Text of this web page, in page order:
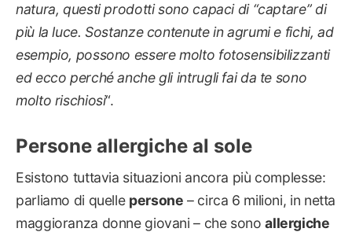
natura, questi prodotti sono capaci di “captare” di
più la luce. Sostanze contenute in agrumi e fichi, ad
esempio, possono essere molto fotosensibilizzanti
ed ecco perché anche gli intrugli fai da te sono
molto rischiosi“.
Persone allergiche al sole
Esistono tuttavia situazioni ancora più complesse:
parliamo di quelle persone – circa 6 milioni, in netta
maggioranza donne giovani – che sonoallergiche